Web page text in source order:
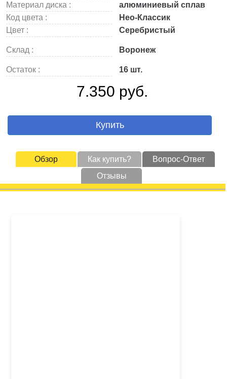
Материал диска :
алюминиевый сплав
Код цвета :
Нео-Классик
Цвет :
Серебристый
Склад : Воронеж
Остаток : 16 шт.
7.350 руб.
Купить
Обзор Как купить?
Вопрос-Ответ
Отзывы